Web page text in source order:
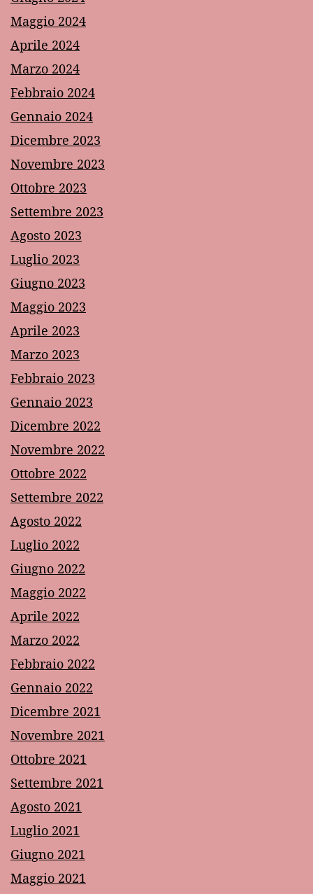
Maggio 2024
Aprile 2024
Marzo 2024
Febbraio 2024
Gennaio 2024
Dicembre 2023
Novembre 2023
Ottobre 2023
Settembre 2023
Agosto 2023
Luglio 2023
Giugno 2023
Maggio 2023
Aprile 2023
Marzo 2023
Febbraio 2023
Gennaio 2023
Dicembre 2022
Novembre 2022
Ottobre 2022
Settembre 2022
Agosto 2022
Luglio 2022
Giugno 2022
Maggio 2022
Aprile 2022
Marzo 2022
Febbraio 2022
Gennaio 2022
Dicembre 2021
Novembre 2021
Ottobre 2021
Settembre 2021
Agosto 2021
Luglio 2021
Giugno 2021
Maggio 2021